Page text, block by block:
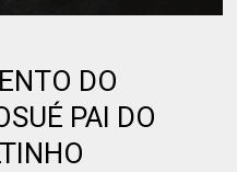
DO
PAI DO